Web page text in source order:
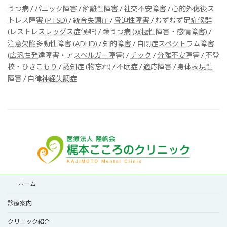
うつ病/パニック障害/解離性障害/社交不安障害/心的外傷後ス
トレス障害 (PTSD) /統合失調症/脅迫性障害/むずむず足症候群
(レストレスレッグス症候群) /躁うつ病 (双極性障害・感情障害) /
注意欠陥多動性障害 (ADHD) /知的障害/ 自閉症スペクトラム障害
(広汎性発達障害・アスペルガー障害) /チック /分離不安障害/不登
校・ひきこもり /認知症 (物忘れ) /不眠症/適応障害/身体表現性
障害/ 自律神経失調症
ホーム
診療案内
クリニック紹介